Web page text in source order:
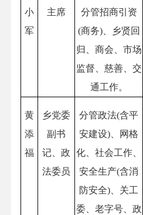
小
军
主席
分管招商引资
(商务)、乡贤回
归、商会、市场
监督、慈善、交
通工作。
黄
添
福
乡党委
副书
记、政
法委员
分管政法(含平
安建设)、网格
化、社会工作、
安全生产(含消
防安全)、关工
委、老字号、政